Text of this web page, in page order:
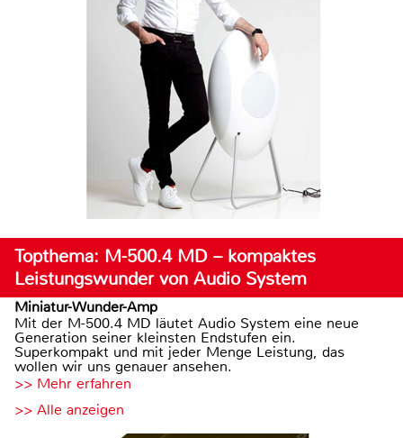
Topthema: M-500.4 MD – kompaktes
Leistungswunder von Audio System
Miniatur-Wunder-Amp
Mit der M-500.4 MD läutet Audio System eine neue
Generation seiner kleinsten Endstufen ein.
Superkompakt und mit jeder Menge Leistung, das
wollen wir uns genauer ansehen.
>> Mehr erfahren
>> Alle anzeigen